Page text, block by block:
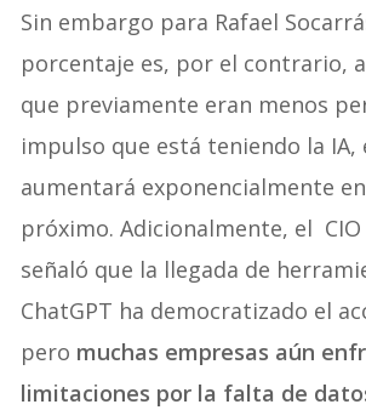
Sin embargo para Rafael
porcentaje es, por el contrario,
que previamente eran menos
impulso que está teniendo la IA,
aumentará exponencialmente
próximo. Adicionalmente, el
señaló que la llegada de
ChatGPT ha democratizado el
pero muchas empresas aún
limitaciones por la falta de